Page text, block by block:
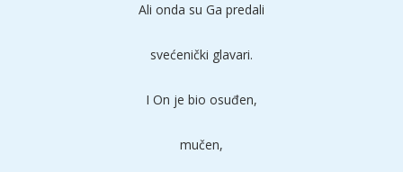
Ali onda su Ga predali
svećenički glavari.
I On je bio osuđen,
mučen,